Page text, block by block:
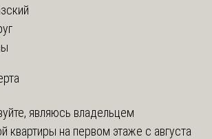
являюсь владельцем
квартиры на первом этаже с августа